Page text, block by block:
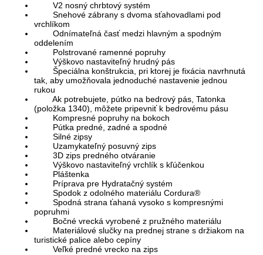
V2 nosný chrbtový systém
Snehové zábrany s dvoma sťahovadlami pod
vrchlíkom
Odnímateľná časť medzi hlavným a spodným
oddelením
Polstrované ramenné popruhy
Výškovo nastaviteľný hrudný pás
Špeciálna konštrukcia, pri ktorej je fixácia navrhnutá
tak, aby umožňovala jednoduché nastavenie jednou
rukou
Ak potrebujete, pútko na bedrový pás, Tatonka
(položka 1340), môžete pripevniť k bedrovému pásu
Kompresné popruhy na bokoch
Pútka predné, zadné a spodné
Silné zipsy
Uzamykateľný posuvný zips
3D zips predného otváranie
Výškovo nastaviteľný vrchlík s kľúčenkou
Pláštenka
Príprava pre Hydratačný systém
Spodok z odolného materiálu Cordura®
Spodná strana ťahaná vysoko s kompresnými
popruhmi
Bočné vrecká vyrobené z pružného materiálu
Materiálové slučky na prednej strane s držiakom na
turistické palice alebo cepíny
Veľké predné vrecko na zips